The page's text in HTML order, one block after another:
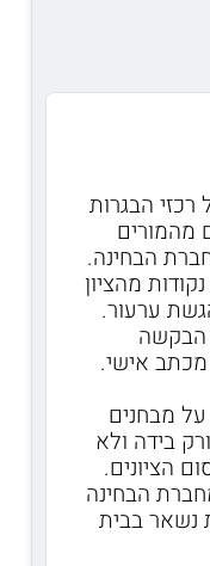
רכזי הבגרות
מהמורים
הבחינה.
מהציון
ערעור.
הבקשה
מכתב אישי.
על מבחנים
בידה ולא
הבחינה
נשאר בבית